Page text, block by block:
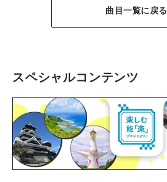
曲目一覧に戻る
スペシャルコンテンツ